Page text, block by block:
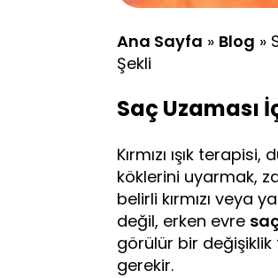
Ana Sayfa » Blog »
Şekli
Saç Uzaması
Kırmızı ışık
köklerini uyarmak,
belirli kırmızı veya
değil, erken evre
görülür bir
gerekir.